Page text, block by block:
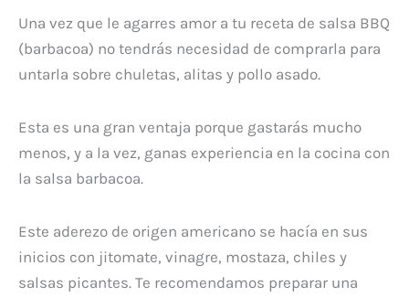
Una vez que le agarres amor a tu receta de salsa BBQ
(barbacoa) no tendrás necesidad de comprarla para
untarla sobre chuletas, alitas y pollo asado.
Esta es una gran ventaja porque gastarás mucho
menos, y a la vez, ganas experiencia en la cocina con
la salsa barbacoa.
Este aderezo de origen americano se hacía en sus
inicios con jitomate, vinagre, mostaza, chiles y
salsas picantes. Te recomendamos preparar una